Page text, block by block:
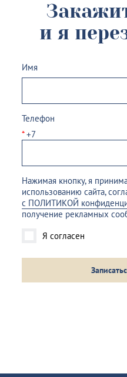
и я
Имя
Телефон
*+7
Нажимая кнопку, я
использованию сайта,
с ПОЛИТИКОЙ
получение рекламных
Я согласен